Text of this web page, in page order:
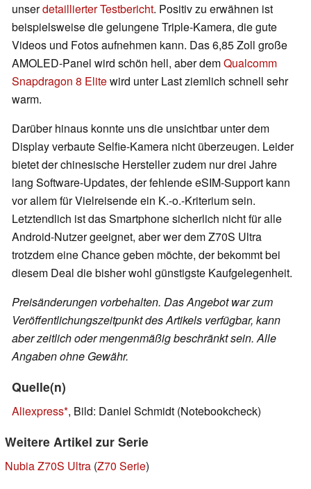
unserdetaillierter Testbericht. Positiv zu erwähnen ist
beispielsweise die gelungene Triple-Kamera, die gute
Videos und Fotos aufnehmen kann. Das 6,85 Zoll große
AMOLED-Panel wird schön hell, aber demQualcomm
Snapdragon 8 Elitewird unter Last ziemlich schnell sehr
warm.
Darüber hinaus konnte uns die unsichtbar unter dem
Display verbaute Selfie-Kamera nicht überzeugen. Leider
bietet der chinesische Hersteller zudem nur drei Jahre
lang Software-Updates, der fehlende eSIM-Support kann
vor allem für Vielreisende ein K.-o.-Kriterium sein.
Letztendlich ist das Smartphone sicherlich nicht für alle
Android-Nutzer geeignet, aber wer dem Z70S Ultra
trotzdem eine Chance geben möchte, der bekommt bei
diesem Deal die bisher wohl günstigste Kaufgelegenheit.
Preisänderungen vorbehalten. Das Angebot war zum
Veröffentlichungszeitpunkt des Artikels verfügbar, kann
aber zeitlich oder mengenmäßig beschränkt sein. Alle
Angaben ohne Gewähr.
Quelle(n)
Aliexpress , Bild: Daniel Schmidt (Notebookcheck)
Weitere Artikel zur Serie
Nubia Z70S Ultra (Z70 Serie)